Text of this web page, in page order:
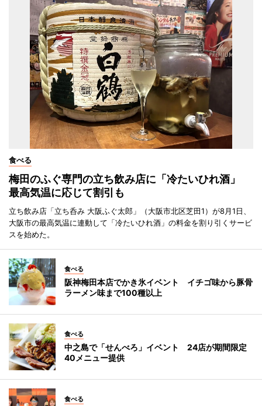
食べる
梅田のふぐ専門の立ち飲み店に「冷たいひれ酒」
最高気温に応じて割引も
立ち飲み店「立ち呑み 大阪ふぐ太郎」（大阪市北区芝田1）が8月1日、
大阪市の最高気温に連動して「冷たいひれ酒」の料金を割り引くサービ
スを始めた。
食べる
阪神梅田本店でかき氷イベント イチゴ味から豚骨
ラーメン味まで100種以上
食べる
中之島で「せんべろ」イベント 24店が期間限定
40メニュー提供
食べる